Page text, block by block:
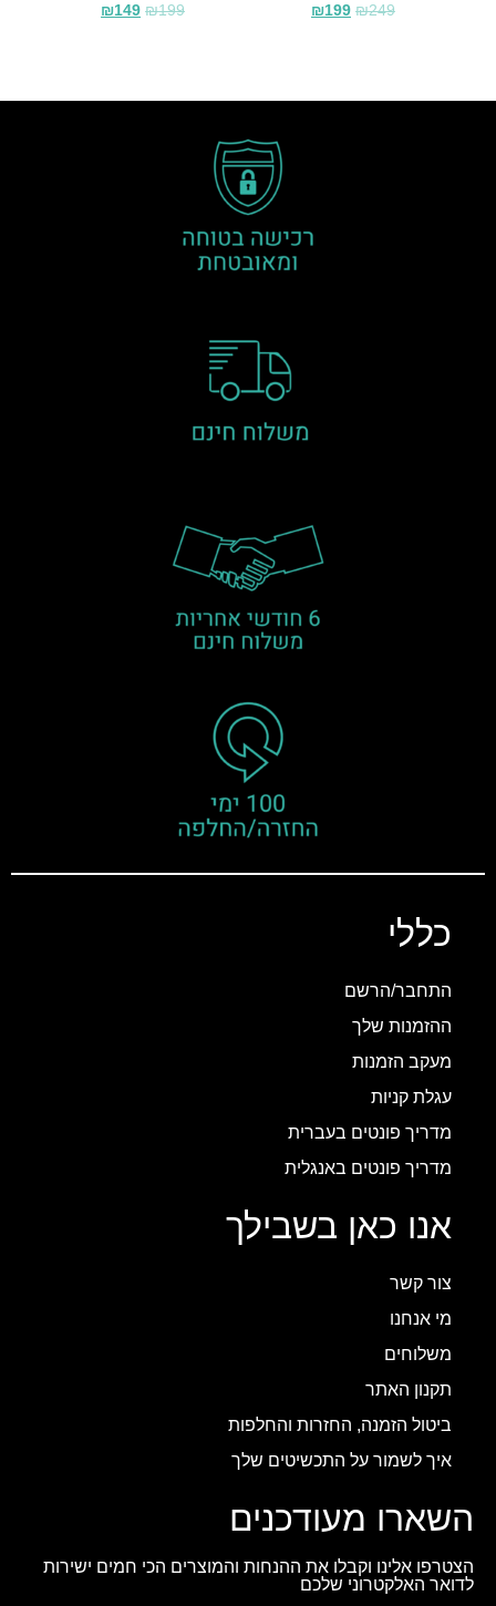
₪249
₪199
₪199
₪149
כללי
התחבר/הרשם
ההזמנות שלך
מעקב הזמנות
עגלת קניות
מדריך פונטים בעברית
מדריך פונטים באנגלית
אנו כאן בשבילך
צור קשר
מי אנחנו
משלוחים
תקנון האתר
ביטול הזמנה, החזרות והחלפות
איך לשמור על התכשיטים שלך
השארו מעודכנים
הצטרפו אלינו וקבלו את ההנחות והמוצרים הכי חמים ישירות
לדואר האלקטרוני שלכם